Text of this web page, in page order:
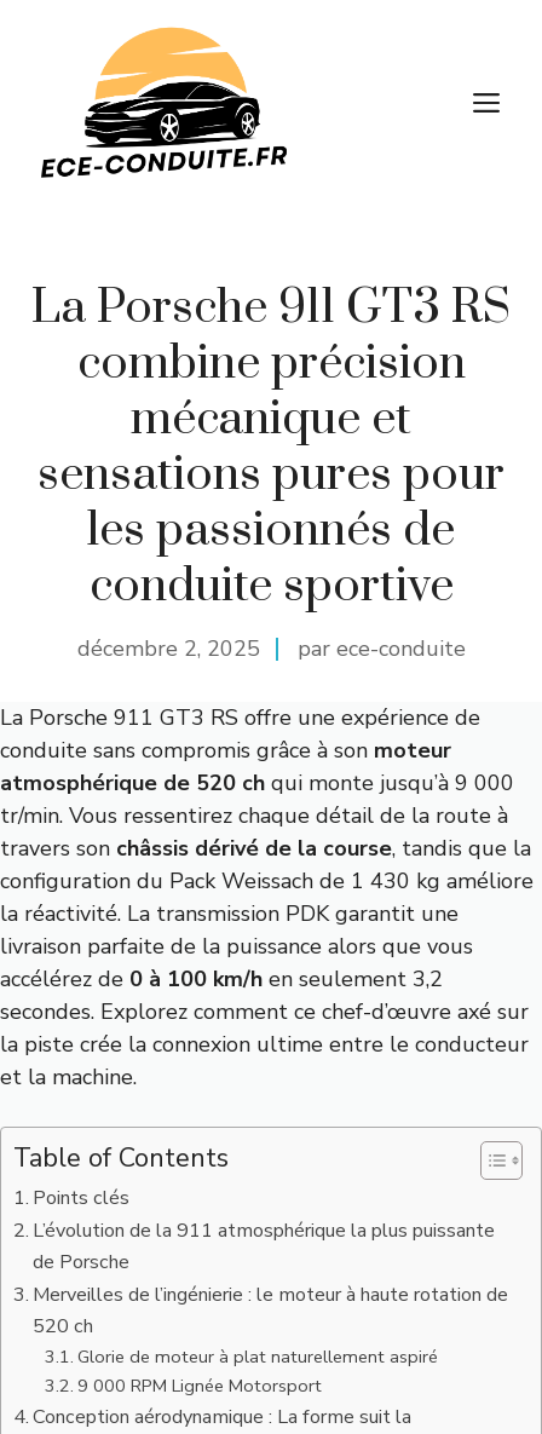
La Porsche 911 GT3 RS
combine précision
mécanique et
sensations pures pour
les passionnés de
conduite sportive
décembre 2, 2025 par ece-conduite
La Porsche 911 GT3 RS offre une expérience de
conduite sans compromis grâce à son moteur
atmosphérique de 520 ch qui monte jusqu’à 9 000
tr/min. Vous ressentirez chaque détail de la route à
travers son châssis dérivé de la course, tandis que la
configuration du Pack Weissach de 1 430 kg améliore
la réactivité. La transmission PDK garantit une
livraison parfaite de la puissance alors que vous
accélérez de 0 à 100 km/h en seulement 3,2
secondes. Explorez comment ce chef-d’œuvre axé sur
la piste crée la connexion ultime entre le conducteur
et la machine.
Table of Contents
Points clés
L’évolution de la 911 atmosphérique la plus puissante
de Porsche
Merveilles de l’ingénierie : le moteur à haute rotation de
520 ch
Glorie de moteur à plat naturellement aspiré
9 000 RPM Lignée Motorsport
Conception aérodynamique : La forme suit la